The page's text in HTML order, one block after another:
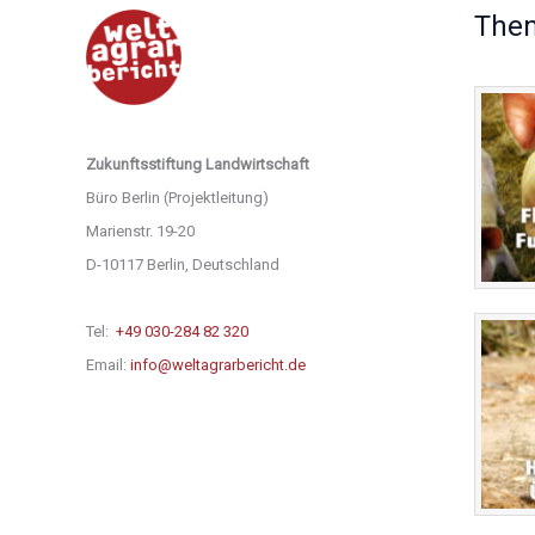
Zukunftsstiftung Landwirtschaft
Büro Berlin (Projektleitung)
Marienstr. 19-20
D-10117 Berlin, Deutschland
Tel: +49 030-284 82 320
Email: info@weltagrarbericht.de